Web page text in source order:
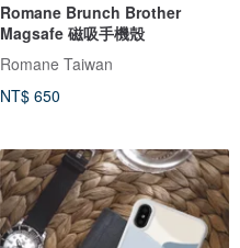
Romane Brunch Brother
Magsafe 磁吸手機殼
Romane Taiwan
NT$ 650